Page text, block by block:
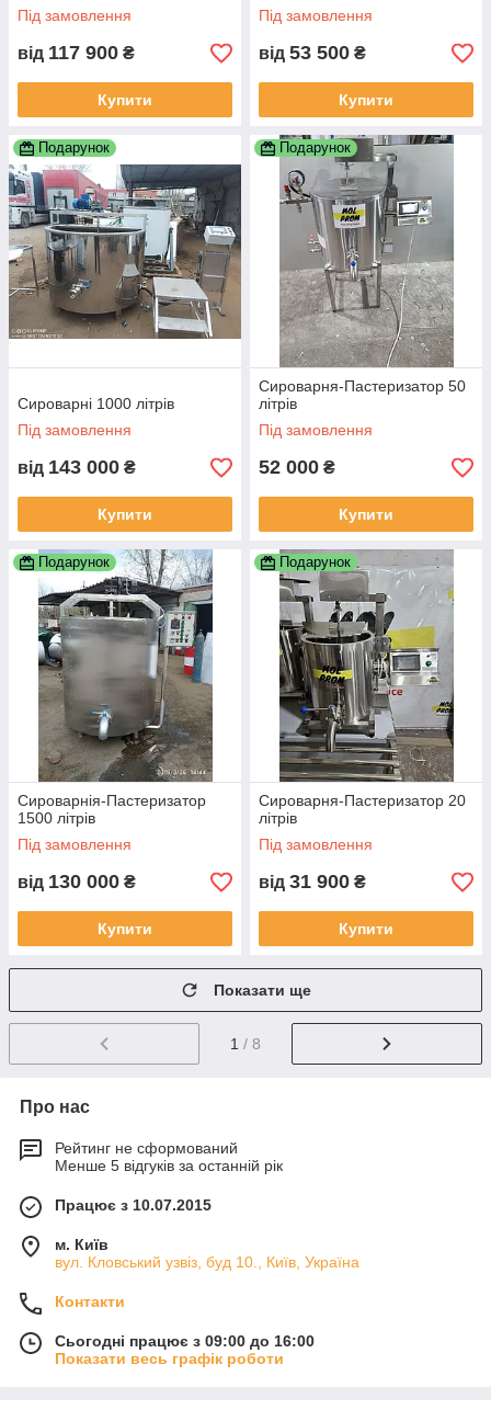
Під замовлення
від 117 900 ₴
Купити
Під замовлення
від 53 500 ₴
Купити
Подарунок
Сироварні 1000 літрів
Під замовлення
від 143 000 ₴
Купити
Подарунок
Сироварня-Пастеризатор 50
літрів
Під замовлення
52 000 ₴
Купити
Подарунок
Сироварнія-Пастеризатор
1500 літрів
Під замовлення
від 130 000 ₴
Купити
Подарунок
Сироварня-Пастеризатор 20
літрів
Під замовлення
від 31 900 ₴
Купити
Показати ще
1 / 8
Про нас
Рейтинг не сформований
Менше 5 відгуків за останній рік
Працює з 10.07.2015
м. Київ
вул. Кловський узвіз, буд 10., Київ, Україна
Контакти
Сьогодні працює з 09:00 до 16:00
Показати весь графік роботи